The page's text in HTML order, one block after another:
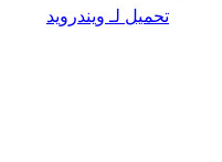
تحميل لـ ويندرويد